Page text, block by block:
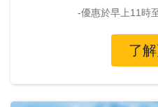
-優惠於早上11時
了